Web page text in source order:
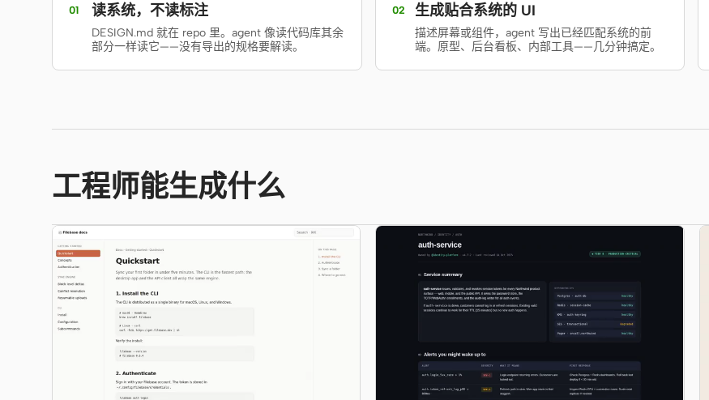
01 读系统，不读标注
DESIGN.md 就在 repo 里。agent 像读代码库其余
部分一样读它——没有导出的规格要解读。
02 生成贴合系统的 UI
描述屏幕或组件，agent 写出已经匹配系统的前
端。原型、后台看板、内部工具——几分钟搞定。
工程师能生成什么